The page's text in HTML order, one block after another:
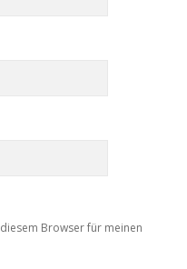
Browser für meinen